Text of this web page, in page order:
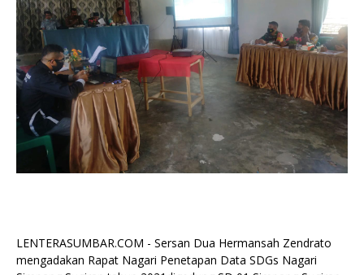
LENTERASUMBAR.COM - Sersan Dua Hermansah Zendrato
mengadakan Rapat Nagari Penetapan Data SDGs Nagari